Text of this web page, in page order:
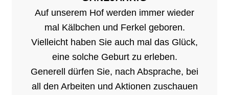
Auf unserem Hof werden immer wieder
mal Kälbchen und Ferkel geboren.
Vielleicht haben Sie auch mal das Glück,
eine solche Geburt zu erleben.
Generell dürfen Sie, nach Absprache, bei
all den Arbeiten und Aktionen zuschauen